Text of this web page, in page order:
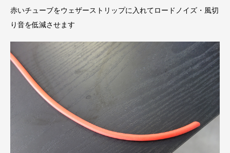
赤いチューブをウェザーストリップに入れてロードノイズ・風切
り音を低減させます